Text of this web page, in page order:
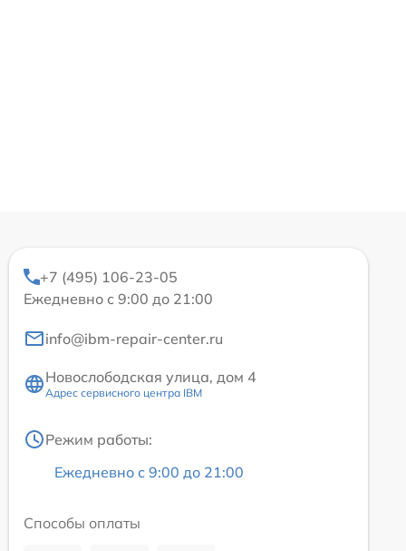
+7 (495) 106-23-05
Ежедневно с 9:00 до 21:00
info@ibm-repair-center.ru
Новослободская улица, дом 4
Адрес сервисного центра IBM
Режим работы:
Ежедневно с 9:00 до 21:00
Способы оплаты